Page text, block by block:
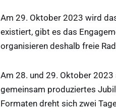
Am 29. Oktober 2023 wird
existiert, gibt es das
organisieren deshalb freie
Am 28. und 29. Oktober 2023
gemeinsam produziertes
Formaten dreht sich zwei